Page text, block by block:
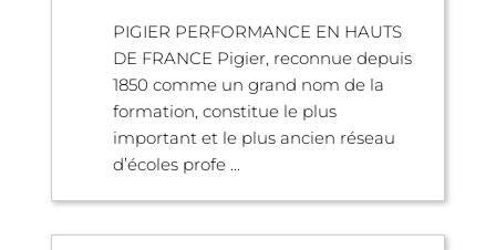
PIGIER PERFORMANCE EN HAUTS
DE FRANCE Pigier, reconnue depuis
1850 comme un grand nom de la
formation, constitue le plus
important et le plus ancien réseau
d’écoles profe ...